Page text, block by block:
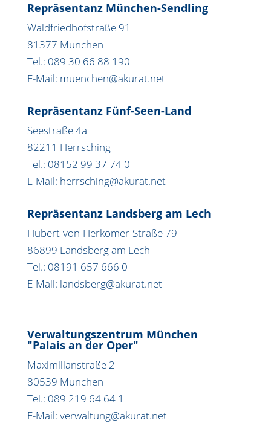
Repräsentanz München-Sendling
Waldfriedhofstraße 91
81377 München
Tel.: 089 30 66 88 190
E-Mail: muenchen@akurat.net
Repräsentanz Fünf-Seen-Land
Seestraße 4a
82211 Herrsching
Tel.: 08152 99 37 74 0
E-Mail: herrsching@akurat.net
Repräsentanz Landsberg am Lech
Hubert-von-Herkomer-Straße 79
86899 Landsberg am Lech
Tel.: 08191 657 666 0
E-Mail: landsberg@akurat.net
Verwaltungszentrum München
"Palais an der Oper"
Maximilianstraße 2
80539 München
Tel.: 089 219 64 64 1
E-Mail: verwaltung@akurat.net